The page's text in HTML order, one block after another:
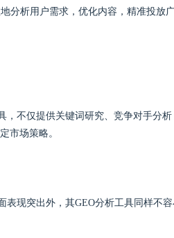
分析用户需求，优化内容，精准投放
，不仅提供关键词研究、竞争对手分
市场策略。
表现突出外，其GEO分析工具同样不